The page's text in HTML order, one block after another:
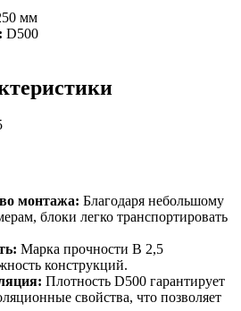
мм
D500
монтажа: Благодаря небольшому
блоки легко транспортировать
Марка прочности B 2,5
конструкций.
Плотность D500 гарантирует
свойства, что позволяет